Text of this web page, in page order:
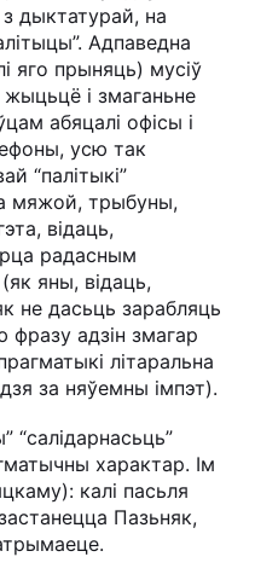
дыктатурай, на
Адпаведна
яго прыняць) мусіў
жыцьцё і змаганьне
абяцалі офісы і
усю так
“палітыкі”
мяжой, трыбуны,
відаць,
радасным
яны, відаць,
не дасьць зарабляць
фразу адзін змагар
літаральна
за няўемны імпэт).
“салідарнасьць”
характар. Ім
калі пасьля
Пазьняк,